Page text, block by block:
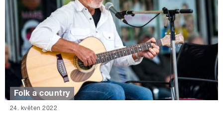
Folk a country
24. květen 2022